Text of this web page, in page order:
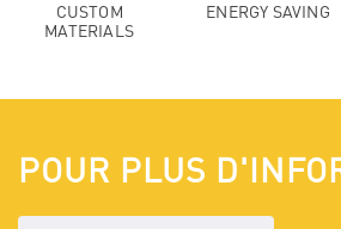
CUSTOM
MATERIALS
ENERGY SAVING
POUR PLUS